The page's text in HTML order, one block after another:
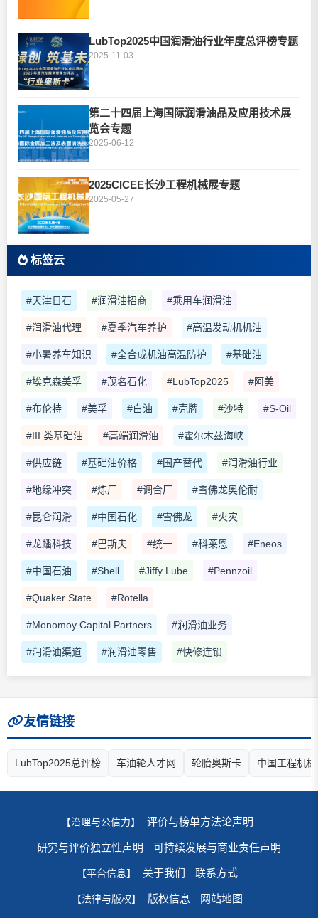
LubTop2025中国润滑油行业年度总评榜专题
2025-11-03
第二十四届上海国际润滑油品及应用技术展
览会专题
2025-06-12
2025CICEE长沙工程机械展专题
2025-05-27
标签云
#天津日石 #润滑油招商 #乘用车润滑油
#润滑油代理 #夏季汽车养护 #高温发动机机油
#小暑养车知识 #全合成机油高温防护 #基础油
#埃克森美孚 #茂名石化 #LubTop2025 #阿美
#布伦特 #美孚 #白油 #壳牌 #沙特 #S-Oil
#III 类基础油 #高端润滑油 #霍尔木兹海峡
#供应链 #基础油价格 #国产替代 #润滑油行业
#地缘冲突 #炼厂 #调合厂 #雪佛龙奥伦耐
#昆仑润滑 #中国石化 #雪佛龙 #火灾
#龙蟠科技 #巴斯夫 #统一 #科莱恩 #Eneos
#中国石油 #Shell #Jiffy Lube #Pennzoil
#Quaker State #Rotella
#Monomoy Capital Partners #润滑油业务
#润滑油渠道 #润滑油零售 #快修连锁
友情链接
LubTop2025总评榜 车油轮人才网 轮胎奥斯卡 中国工程机
【治理与公信力】 评价与榜单方法论声明
研究与评价独立性声明 可持续发展与商业责任声明
【平台信息】 关于我们 联系方式
【法律与版权】 版权信息 网站地图